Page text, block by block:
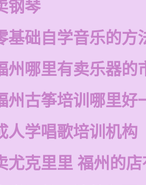
钢琴
基础自学音乐的方
州哪里有卖乐器的
州古筝培训哪里好
人学唱歌培训机构
尤克里里 福州的